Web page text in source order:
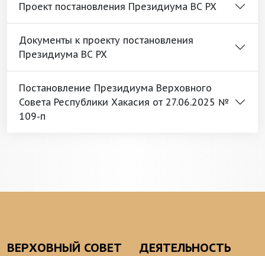
Проект постановления Президиума ВС РХ
Документы к проекту постановления
Президиума ВС РХ
Постановление Президиума Верховного
Совета Республики Хакасия от 27.06.2025 №
109-п
ВЕРХОВНЫЙ СОВЕТ
ДЕЯТЕЛЬНОСТЬ